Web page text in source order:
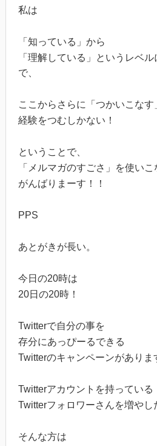
私は
「知っている」から
「理解している」というレベ
で、
ここからさらに「つかいこな
経験をつむしかない！
ということで、
「メルマガのすごさ」を使い
がんばりまーす！！
PPS
あとがきが長い。
今日の20時は
20日の20時！
Twitterで自分の事を
存分にあっぴーるできる
Twitterのキャンペーンがありま
Twitterアカウントを持っている
Twitterフォロワーさんを増やし
そんな方は